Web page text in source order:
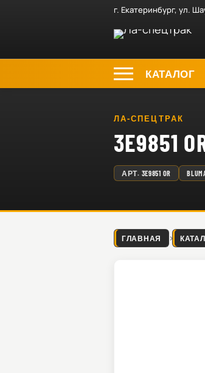
г. Екатеринбург, ул.
КАТАЛОГ
ЛА-СПЕЦТРАК
АРТ. 3E9851 OR
ГЛАВНАЯ